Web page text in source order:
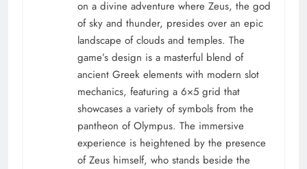
on a divine adventure where Zeus, the god
of sky and thunder, presides over an epic
landscape of clouds and temples. The
game’s design is a masterful blend of
ancient Greek elements with modern slot
mechanics, featuring a 6×5 grid that
showcases a variety of symbols from the
pantheon of Olympus. The immersive
experience is heightened by the presence
of Zeus himself, who stands beside the